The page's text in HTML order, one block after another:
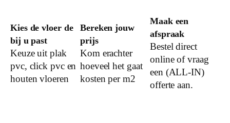
Dessin
Gebruiksklasse
Kies de vloer de
bij u past
Keuze uit plak
pvc, click pvc en
houten vloeren
Bereken jouw
prijs
Kom erachter
hoeveel het gaat
kosten per m2
Maak een
afspraak
Bestel direct
online of vraag
een (ALL-IN)
offerte aan.